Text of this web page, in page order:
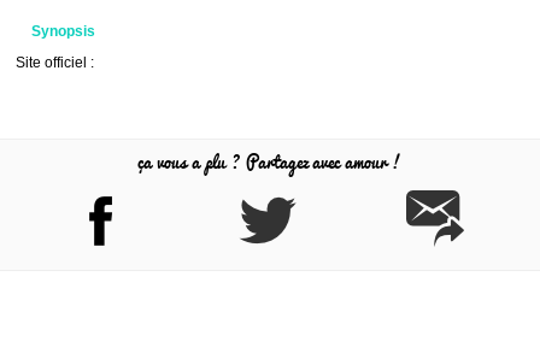
Synopsis
Site officiel :
ça vous a plu ? Partagez avec amour !